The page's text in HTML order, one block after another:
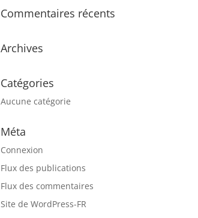
Commentaires récents
Archives
Catégories
Aucune catégorie
Méta
Connexion
Flux des publications
Flux des commentaires
Site de WordPress-FR